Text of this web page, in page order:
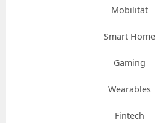
Mobilität
Smart Home
Gaming
Wearables
Fintech